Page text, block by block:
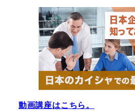
動画講座はこちら。